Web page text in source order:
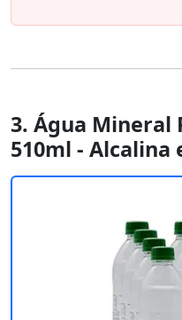
3. Água Mineral
510ml - Alcalina